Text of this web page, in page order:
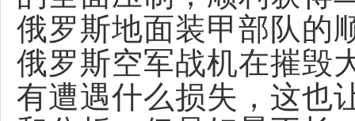
俄罗斯地面装甲部队的
俄罗斯空军战机在摧毁
有遭遇什么损失，这也